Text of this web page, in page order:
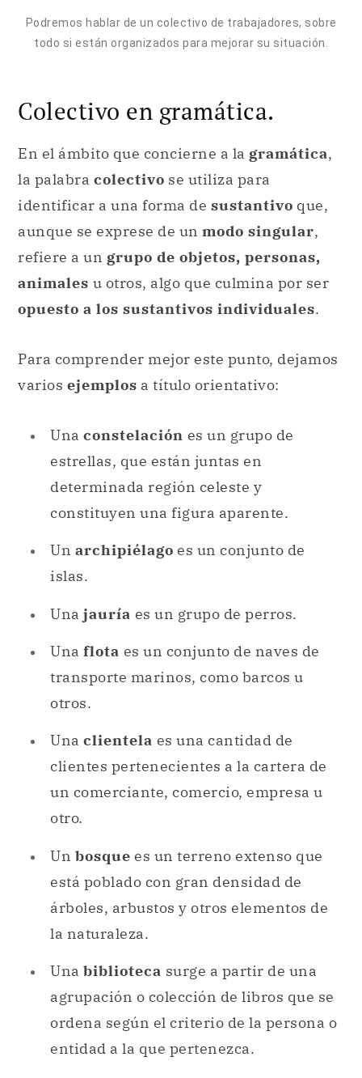
Colectivo en gramática.
identificar a una forma desustantivo
refiere a ungrupo de objetos, personas,
animales u otros, algo que culmina por ser
opuesto a los sustantivos individuales.
Para comprender mejor este punto, dejamos
variosejemplosa título orientativo:
estrellas, que están juntas en
determinada región celeste y
Un archipiélago es un conjunto de
islas.
Unajauríaes un grupo de perros.
Unaflotaes un conjunto de naves de
transporte marinos, como barcos u
otros.
Una clientela
es una cantidad de
clientes pertenecientes a la cartera de
un comerciante, comercio, empresa u
Un bosque
es un terreno extenso que
está poblado con gran densidad de
árboles, arbustos y otros elementos de
Una biblioteca
surge a partir de una
agrupación o colección de libros que se
ordena según el criterio de la persona o
La palabra gente
refiere a un conjunto
de individuos.